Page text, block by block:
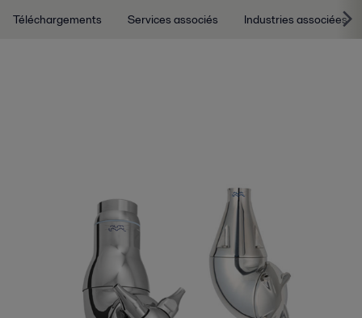
Téléchargements Services associés Industries associées